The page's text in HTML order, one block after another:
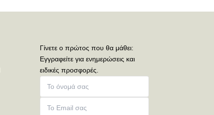
Γίνετε ο πρώτος που θα μάθει:
Εγγραφείτε για ενημερώσεις και
ειδικές προσφορές.